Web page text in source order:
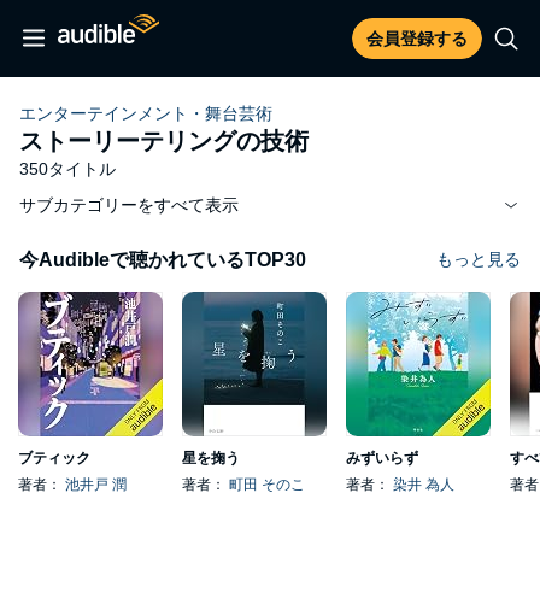
会員登録する
エンターテインメント・舞台芸術
ストーリーテリングの技術
350タイトル
サブカテゴリーをすべて表示
今Audibleで聴かれているTOP30 もっと見る
ブティック
著者： 池井戸 潤
星を掬う
著者： 町田 そのこ
みずいらず
著者： 染井 為人 著